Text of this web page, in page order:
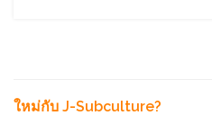
ใหม่กับ J-Subculture?